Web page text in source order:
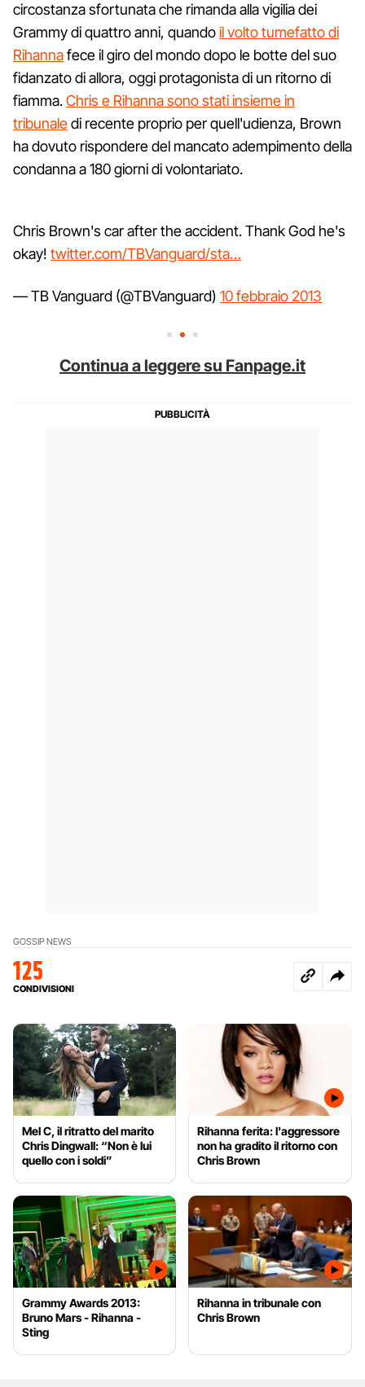
circostanza sfortunata che rimanda alla vigilia dei
Grammy di quattro anni, quandoil volto tumefatto di
Rihannafece il giro del mondo dopo le botte del suo
fidanzato di allora, oggi protagonista di un ritorno di
fiamma.Chris e Rihanna sono stati insieme in
tribunaledi recente proprio per quell'udienza, Brown
ha dovuto rispondere del mancato adempimento della
condanna a 180 giorni di volontariato.
Chris Brown's car after the accident. Thank God he's
okay! twitter.com/TBVanguard/sta…
— TB Vanguard (@TBVanguard) 10 febbraio 2013
Continua a leggere su Fanpage.it
GOSSIP NEWS
125
CONDIVISIONI
Mel C, il ritratto del marito
Chris Dingwall: “Non è lui
quello con i soldi”
Rihanna ferita: l'aggressore
non ha gradito il ritorno con
Chris Brown
Grammy Awards 2013:
Bruno Mars - Rihanna -
Sting
Rihanna in tribunale con
Chris Brown